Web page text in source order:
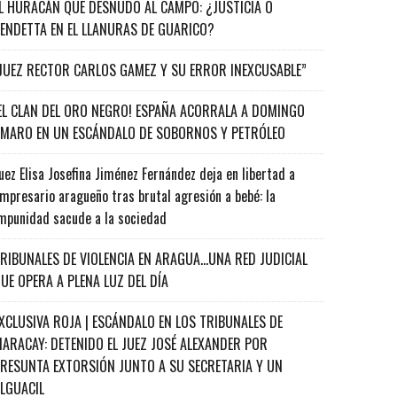
HURACÁN QUE DESNUDÓ AL CAMPO: ¿JUSTICIA O
EN EL LLANURAS DE GUARICO?
RECTOR CARLOS GAMEZ Y SU ERROR INEXCUSABLE”
CLAN DEL ORO NEGRO! ESPAÑA ACORRALA A DOMINGO
EN UN ESCÁNDALO DE SOBORNOS Y PETRÓLEO
Elisa Josefina Jiménez Fernández deja en libertad a
aragueño tras brutal agresión a bebé: la
sacude a la sociedad
DE VIOLENCIA EN ARAGUA…UNA RED JUDICIAL
OPERA A PLENA LUZ DEL DÍA
ROJA | ESCÁNDALO EN LOS TRIBUNALES DE
DETENIDO EL JUEZ JOSÉ ALEXANDER POR
EXTORSIÓN JUNTO A SU SECRETARIA Y UN